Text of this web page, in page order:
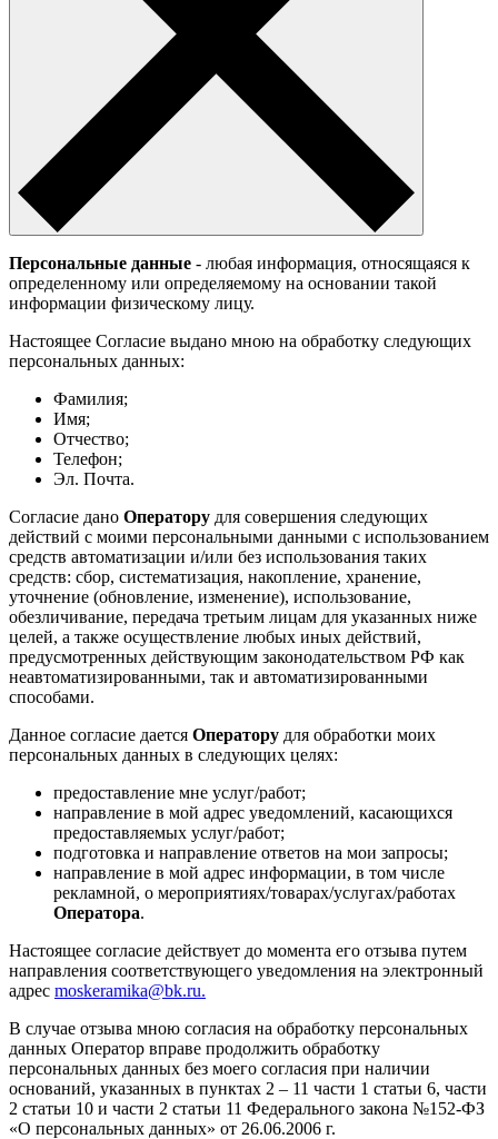
Персональные данные - любая информация, относящаяся к
определенному или определяемому на основании такой
информации физическому лицу.
Настоящее Согласие выдано мною на обработку следующих
персональных данных:
Фамилия;
Имя;
Отчество;
Телефон;
Эл. Почта.
Согласие дано Оператору для совершения следующих
действий с моими персональными данными с использованием
средств автоматизации и/или без использования таких
средств: сбор, систематизация, накопление, хранение,
уточнение (обновление, изменение), использование,
обезличивание, передача третьим лицам для указанных ниже
целей, а также осуществление любых иных действий,
предусмотренных действующим законодательством РФ как
неавтоматизированными, так и автоматизированными
способами.
Данное согласие дается Оператору для обработки моих
персональных данных в следующих целях:
предоставление мне услуг/работ;
направление в мой адрес уведомлений, касающихся
предоставляемых услуг/работ;
подготовка и направление ответов на мои запросы;
направление в мой адрес информации, в том числе
рекламной, о мероприятиях/товарах/услугах/работах
Оператора.
Настоящее согласие действует до момента его отзыва путем
направления соответствующего уведомления на электронный
адрес moskeramika@bk.ru.
В случае отзыва мною согласия на обработку персональных
данных Оператор вправе продолжить обработку
персональных данных без моего согласия при наличии
оснований, указанных в пунктах 2 – 11 части 1 статьи 6, части
2 статьи 10 и части 2 статьи 11 Федерального закона №152-ФЗ
«О персональных данных» от 26.06.2006 г.